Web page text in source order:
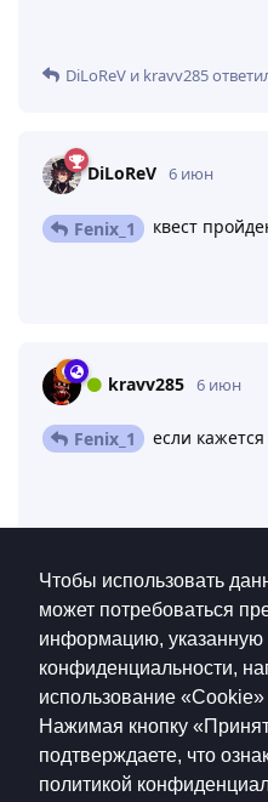
Чтобы использовать
может потребоваться
информацию, указанную
конфиденциальности,
использование
Нажимая кнопку
подтверждаете, что
политикой
DiLoReV и kravv285
DiLoReV 6 июн
Fenix_1 квест
kravv285 6 июн
Fenix_1 если
Написать ответ...